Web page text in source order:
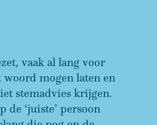
vaak al lang voor
mogen laten en
stemadvies krijgen.
de ‘juiste’ persoon